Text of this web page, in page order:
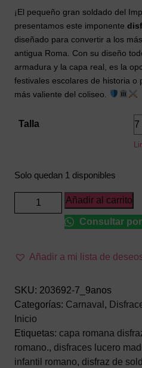
¡El pequeño gran soldado del
presentamos este imponente
diseñado para convertir a los
antigua Roma. Con su diseño
armadura y la capa real, es la
festivales escolares de historia o
más valiente del coliseo.
Talla
Solo quedan 1 disponibles
Disfraz
de
Infantil
Traje
de
Gladiador
para
Niños
con
Añadir al carrito
Consultar
Añadir a mi lista de
SKU: 203692-7_9anos
Categorías: Carnaval ,
Inicio
Etiquetas: capa romana
romano., disfraces lucero
infantil romano, disfraz de